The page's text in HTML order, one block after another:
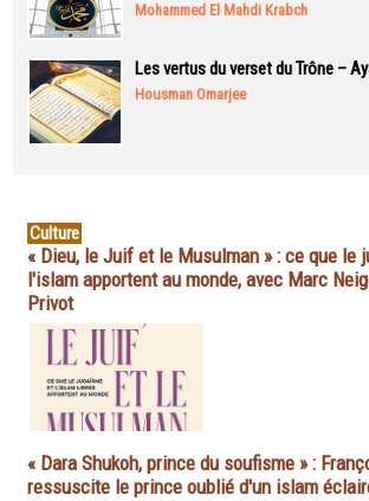
Mohammed El Mahdi Krabch
Les vertus du verset du Trône –
Housman Omarjee
Culture
« Dieu, le Juif et le Musulman » : ce que le
l'islam apportent au monde, avec Marc
Privot
« Dara Shukoh, prince du soufisme » :
ressuscite le prince oublié d'un islam